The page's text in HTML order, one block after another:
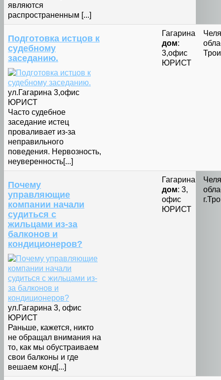
являются
распространенным [...]
Подготовка истцов к
судебному
заседанию.
ул.Гагарина 3,офис
ЮРИСТ
Часто судебное
заседание истец
проваливает из-за
неправильного
поведения. Нервозность,
неуверенность[...]
Гагарина
дом:
3,офис
ЮРИСТ
Почему
управляющие
компании начали
судиться с
жильцами из-за
балконов и
кондиционеров?
ул.Гагарина 3, офис
ЮРИСТ
Раньше, кажется, никто
не обращал внимания на
то, как мы обустраиваем
свои балконы и где
вешаем конд[...]
Гагарина
дом: 3,
офис
ЮРИСТ